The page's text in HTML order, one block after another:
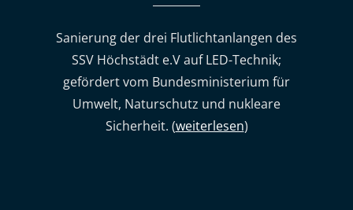
Sanierung der drei Flutlichtanlangen des
SSV Höchstädt e.V auf LED-Technik;
gefördert vom Bundesministerium für
Umwelt, Naturschutz und nukleare
Sicherheit. (weiterlesen)